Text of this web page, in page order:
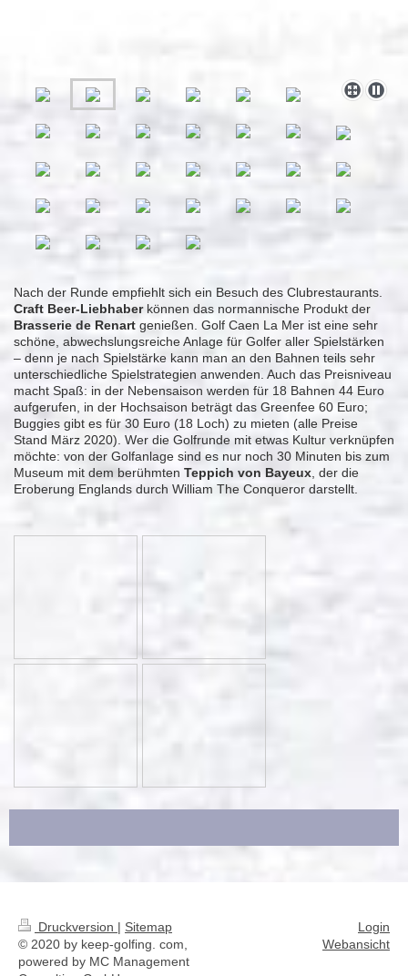
Nach der Runde empfiehlt sich ein Besuch des Clubrestaurants.
Craft Beer-Liebhaberkönnen das normannische Produkt der
Brasserie de Renart genießen. Golf Caen La Mer ist eine sehr
schöne, abwechslungsreiche Anlage für Golfer aller Spielstärken
– denn je nach Spielstärke kann man an den Bahnen teils sehr
unterschiedliche Spielstrategien anwenden. Auch das Preisniveau
macht Spaß: in der Nebensaison werden für 18 Bahnen 44 Euro
aufgerufen, in der Hochsaison beträgt das Greenfee 60 Euro;
Buggies gibt es für 30 Euro (18 Loch) zu mieten (alle Preise
Stand März 2020). Wer die Golfrunde mit etwas Kultur verknüpfen
möchte: von der Golfanlage sind es nur noch 30 Minuten bis zum
Museum mit dem berühmten Teppich von Bayeux , der die
Eroberung Englands durch William The Conqueror darstellt.
Druckversion | Sitemap
© 2020 by keep-golfing. com,
powered by MC Management
Login
Webansicht